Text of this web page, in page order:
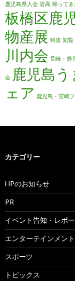
鹿児島県人会 岩高 帰って
板橋区鹿
物産展 特攻 知覧
川内会 長崎・鹿
会 鹿児島
ェア 鹿児島・宮崎
カテゴリー
HPのお知らせ
PR
イベント告知・レポ
エンターテインメント
スポーツ
トピックス